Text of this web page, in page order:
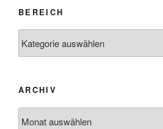
BEREICH
ARCHIV